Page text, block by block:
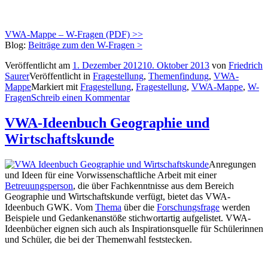
VWA-Mappe – W-Fragen (PDF) >>
Blog: Beiträge zum den W-Fragen >
Veröffentlicht am 1. Dezember 201210. Oktober 2013 von Friedrich
SaurerVeröffentlicht in Fragestellung, Themenfindung, VWA-
MappeMarkiert mit Fragestellung, Fragestellung, VWA-Mappe, W-
FragenSchreib einen Kommentar
VWA-Ideenbuch Geographie und
Wirtschaftskunde
Anregungen
und Ideen für eine Vorwissenschaftliche Arbeit mit einer
Betreuungsperson, die über Fachkenntnisse aus dem Bereich
Geographie und Wirtschaftskunde verfügt, bietet das VWA-
Ideenbuch GWK. Vom Thema über die Forschungsfrage werden
Beispiele und Gedankenanstöße stichwortartig aufgelistet. VWA-
Ideenbücher eignen sich auch als Inspirationsquelle für Schülerinnen
und Schüler, die bei der Themenwahl feststecken.